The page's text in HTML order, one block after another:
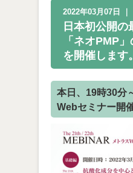
2022年03月07日 ｜
日本初公開
「ネオPMP
を開催します。
本日、19時30分
Webセミナー開